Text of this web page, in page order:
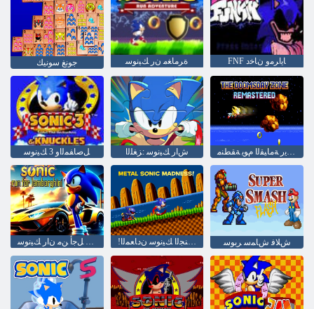
جونغ سونيك ﺓﺮﻣﺎﻐﻣ ﻥﺭ ﻚﻴﻧﻮﺳ FNF ﺎﻳﺍﺮﻣﻭ ﻥﺎﺧﺩ
ﻞﺻﺎﻔﻤﻟﺍﻭ 3 ﻚﻴﻧﻮﺳ ﺵﺍﺭ ﻚﻴﻧﻮﺳ :ﺰﻐﻠﻟﺍ ﺮﺘﺴﻤﻳﺭ ﺔﻣﺎﻴﻘﻟﺍ ﻡﻮﻳ ﺔﻘﻄﻨﻣ
ﺵﻼ ﻓ ﺵﺎﻤﺳ ﺮﺑﻮﺳ